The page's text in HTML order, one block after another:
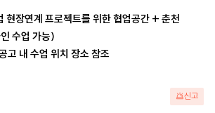
현장연계 프로젝트를 위한 협업공간 + 춘천
수업 가능)
고 내 수업 위치 장소 참조
신고